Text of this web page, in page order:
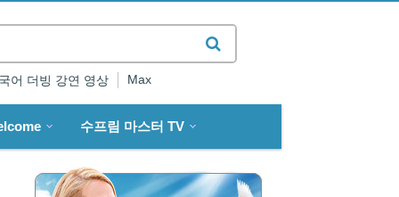
어 더빙 강연 영상 Max
수프림 마스터 TV